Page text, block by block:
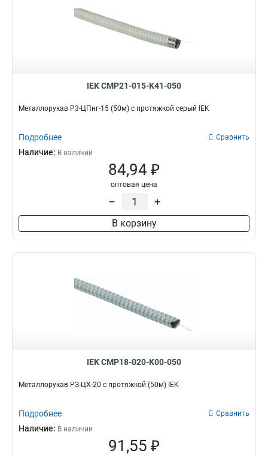
IEK CMP21-015-K41-050
Металлорукав Р3-ЦПнг-15 (50м) с протяжкой серый IEK
Подробнее Сравнить
Наличие: В наличии
84,94 ₽
оптовая цена
– +
В корзину
IEK CMP18-020-K00-050
Металлорукав РЗ-ЦХ-20 с протяжкой (50м) IEK
Подробнее Сравнить
Наличие: В наличии
91,55 ₽